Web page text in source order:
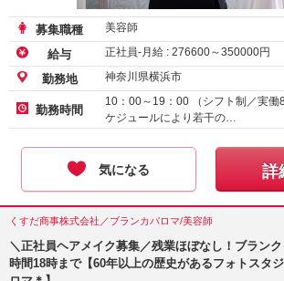
募集職種 美容師
給与 正社員-月給 : 276600～350000円
勤務地 神奈川県横浜市
勤務時間
10：00～19：00 （シフト制／実働
ケジュールにより若干の…
気になる 詳
くすだ商事株式会社／ブランカパロマ/美容師
＼正社員ヘアメイク募集／残業ほぼなし！ブラン
時間18時まで【60年以上の歴史があるフォトスタ